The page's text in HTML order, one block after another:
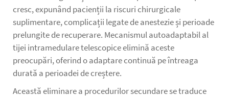
cresc, expunând pacienții la riscuri chirurgicale
suplimentare, complicații legate de anestezie și perioade
prelungite de recuperare. Mecanismul autoadaptabil al
tijei intramedulare telescopice elimină aceste
preocupări, oferind o adaptare continuă pe întreaga
durată a perioadei de creștere.
Această eliminare a procedurilor secundare se traduce